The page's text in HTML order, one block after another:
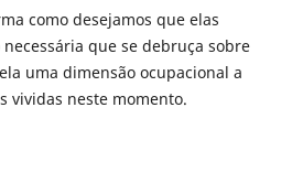
como desejamos que elas
que se debruça sobre
uma dimensão ocupacional a
vividas neste momento.